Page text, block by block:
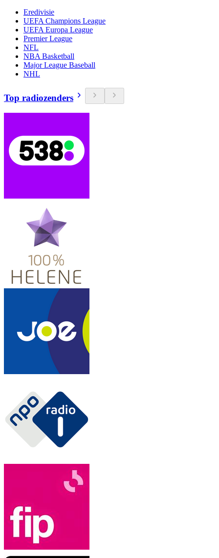
Eredivisie
UEFA Champions League
UEFA Europa League
Premier League
NFL
NBA Basketball
Major League Baseball
NHL
Top radiozenders